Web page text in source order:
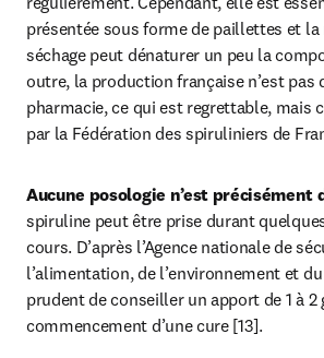
présentée sous forme de paillettes et la
séchage peut dénaturer un peu la
outre, la production française n’est pas
pharmacie, ce qui est regrettable, mais
par la Fédération des spiruliniers de
Aucune posologie n’est précisément
spiruline peut être prise durant
cours. D’après l’Agence nationale de
l’alimentation, de l’environnement et
prudent de conseiller un apport de 1 à 2
commencement d’une cure [13].